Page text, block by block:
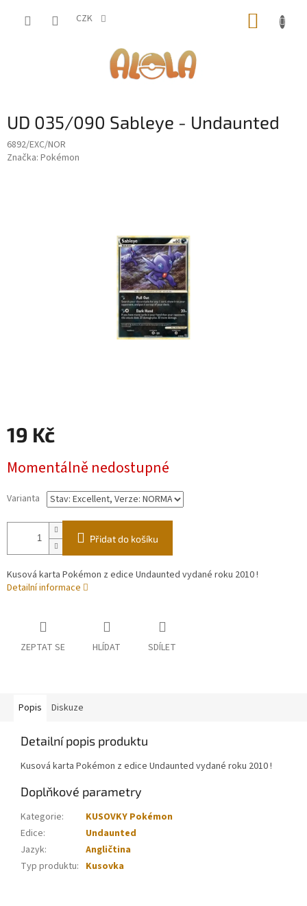
CZK
UD 035/090 Sableye - Undaunted
6892/EXC/NOR
Značka: Pokémon
19 Kč
cena:
Momentálně nedostupné
Varianta
Přidat do košíku
Kusová karta Pokémon z edice Undaunted vydané roku 2010 !
Detailní informace
ZEPTAT SE HLÍDAT SDÍLET
Popis Diskuze
Detailní popis produktu
Kusová karta Pokémon z edice Undaunted vydané roku 2010 !
Doplňkové parametry
Kategorie:
KUSOVKY Pokémon
Edice:
Undaunted
Jazyk:
Angličtina
Typ produktu: Kusovka